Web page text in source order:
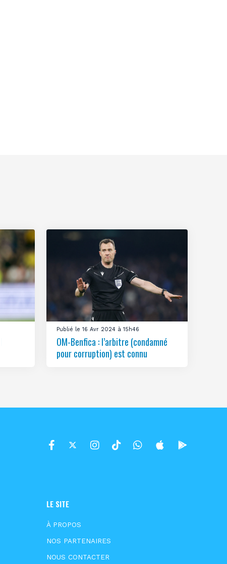
Publié le 16 Avr 2024 à 15h46
OM-Benfica : l’arbitre (condamné
pour corruption) est connu
LE SITE
À PROPOS
NOS PARTENAIRES
NOUS CONTACTER